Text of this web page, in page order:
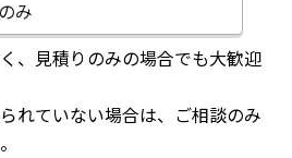
み
、見積りのみの場合でも大歓迎
れていない場合は、ご相談のみ